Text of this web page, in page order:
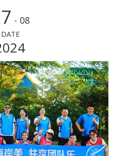
- 08
DATE